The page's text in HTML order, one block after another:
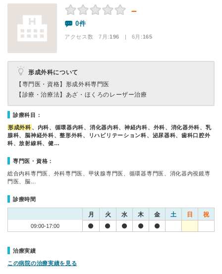
－
0件
アクセス数 7月:196 | 6月:165
形成外科について
【専門医・資格】 形成外科専門医
【診療・治療法】 あざ・ほくろのレーザー治療
診療科目：
形成外科 、内科、循環器内科、消化器内科、神経内科、外科、消化器外科、乳
腺科、脳神経外科、整形外科、リハビリテーション科、泌尿器科、歯科口腔外
科、放射線科、健…
専門医・資格：
総合内科専門医、外科専門医、甲状腺専門医、循環器専門医、消化器内視鏡専
門医、脳…
診療時間
月 火 水 木 金 土 日 祝
09:00-17:00
治療実績
この病院の治療実績を見る